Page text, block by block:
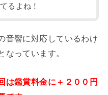
るよね！
音響に対応しているわけ
なっています。
は鑑賞料金に＋２００円